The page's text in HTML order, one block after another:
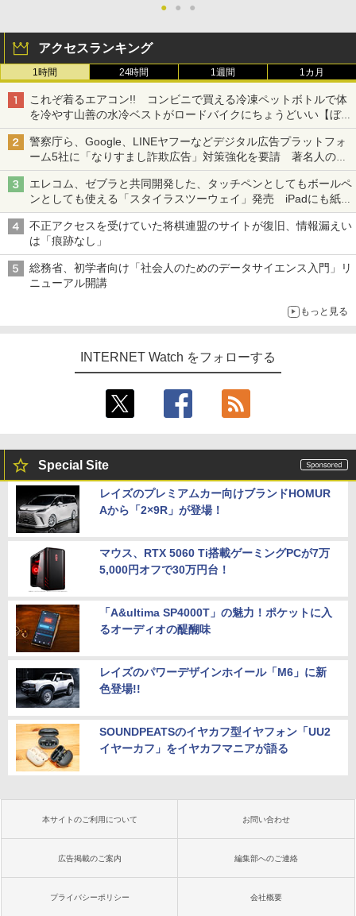
● ● ●
アクセスランキング
1時間 24時間 1週間 1カ月
これぞ着るエアコン!! コンビニで買える冷凍ペットボトルで体
を冷やす山善の水冷ベストがロードバイクにちょうどいい【ぼっ
ち・ざ・ろーど！その14】【空いた時間でなにしてる？】
警察庁ら、Google、LINEヤフーなどデジタル広告プラットフォ
ーム5社に「なりすまし詐欺広告」対策強化を要請 著名人の写
真や映像を使った投資詐欺などへの対策として
エレコム、ゼブラと共同開発した、タッチペンとしてもボールペ
ンとしても使える「スタイラスツーウェイ」発売 iPadにも紙に
も、持ち替えずに書き込める
不正アクセスを受けていた将棋連盟のサイトが復旧、情報漏えい
は「痕跡なし」
総務省、初学者向け「社会人のためのデータサイエンス入門」リ
ニューアル開講
もっと見る
INTERNET Watch をフォローする
Special Site
レイズのプレミアムカー向けブランドHOMUR
Aから「2×9R」が登場！
マウス、RTX 5060 Ti搭載ゲーミングPCが7万
5,000円オフで30万円台！
「A&ultima SP4000T」の魅力！ポケットに入
るオーディオの醍醐味
レイズのパワーデザインホイール「M6」に新
色登場!!
SOUNDPEATSのイヤカフ型イヤフォン「UU2
イヤーカフ」をイヤカフマニアが語る
本サイトのご利用について お問い合わせ
広告掲載のご案内 編集部へのご連絡
プライバシーポリシー 会社概要